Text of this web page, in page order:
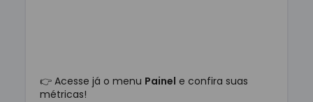
👉 Acesse já o menu Painel e confira suas
métricas!